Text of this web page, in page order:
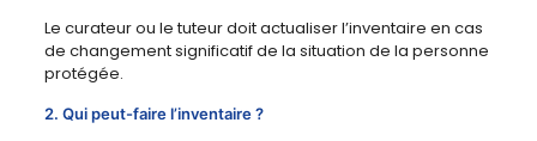
Le curateur ou le tuteur doit actualiser l’inventaire en cas
de changement significatif de la situation de la personne
protégée.
2. Qui peut-faire l’inventaire ?